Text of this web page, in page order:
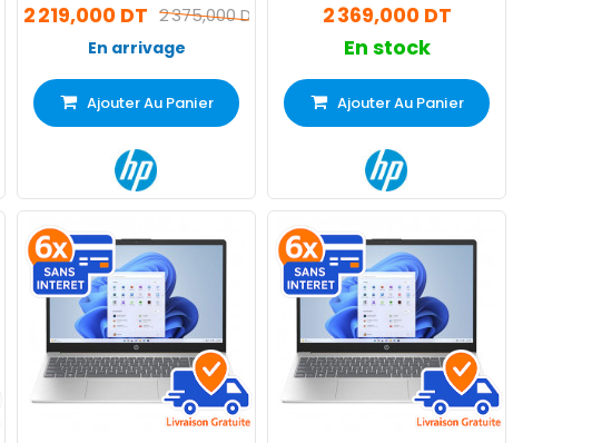
2 375,000 DT
2 219,000 DT
En arrivage
Ajouter Au Panier
2 369,000 DT
En stock
Ajouter Au Panier